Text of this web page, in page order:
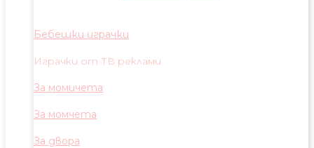
Бебешки играчки
Играчки от ТВ реклами
За момичета
За момчета
За двора